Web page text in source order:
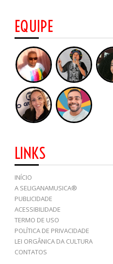
EQUIPE
LINKS
INÍCIO
A SELIGANAMUSICA®
PUBLICIDADE
ACESSIBILIDADE
TERMO DE USO
POLÍTICA DE PRIVACIDADE
LEI ORGÂNICA DA CULTURA
CONTATOS